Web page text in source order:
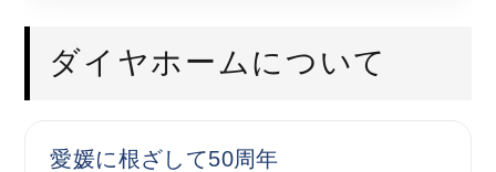
ダイヤホームについて
愛媛に根ざして50周年